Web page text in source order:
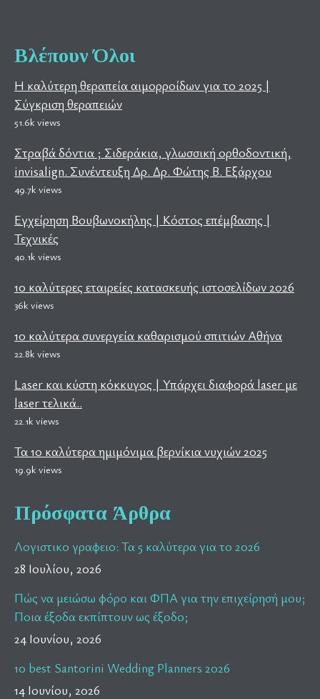
Βλέπουν Όλοι
Η καλύτερη θεραπεία αιμορροίδων για το 2025 |
Σύγκριση θεραπειών
51.6k views
Στραβά δόντια ; Σιδεράκια, γλωσσική ορθοδοντική,
invisalign. Συνέντευξη Δρ. Δρ. Φώτης Β. Εξάρχου
49.7k views
Εγχείρηση Βουβωνοκήλης | Κόστος επέμβασης |
Τεχνικές
40.1k views
10 καλύτερες εταιρείες κατασκευής ιστοσελίδων 2026
36k views
10 καλύτερα συνεργεία καθαρισμού σπιτιών Αθήνα
22.8k views
Laser και κύστη κόκκυγος | Υπάρχει διαφορά laser με
laser τελικά..
22.1k views
Τα 10 καλύτερα ημιμόνιμα βερνίκια νυχιών 2025
19.9k views
Πρόσφατα Άρθρα
Λογιστικο γραφειο: Τα 5 καλύτερα για το 2026
28 Ιουλίου, 2026
Πώς να μειώσω φόρο και ΦΠΑ για την επιχείρησή μου;
Ποια έξοδα εκπίπτουν ως έξοδο;
24 Ιουνίου, 2026
10 best Santorini Wedding Planners 2026
14 Ιουνίου, 2026